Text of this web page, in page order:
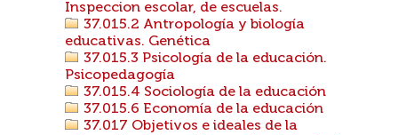
Inspeccion escolar, de escuelas.
37.015.2 Antropología y biología
educativas. Genética
37.015.3 Psicología de la educación.
Psicopedagogía
37.015.4 Sociología de la educación
37.015.6 Economía de la educación
37.017 Objetivos e ideales de la